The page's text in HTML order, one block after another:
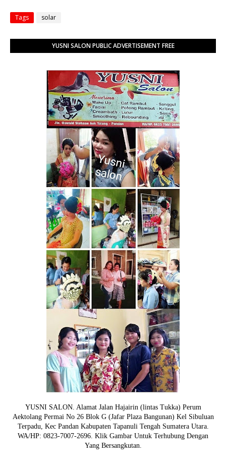
Tags solar
YUSNI SALON PUBLIC ADVERTISEMENT FREE
YUSNI SALON. Alamat Jalan Hajairin (lintas Tukka) Perum
Aektolang Permai No 26 Blok G (Jafar Plaza Bangunan) Kel Sibuluan
Terpadu, Kec Pandan Kabupaten Tapanuli Tengah Sumatera Utara.
WA/HP: 0823-7007-2696. Klik Gambar Untuk Terhubung Dengan
Yang Bersangkutan.